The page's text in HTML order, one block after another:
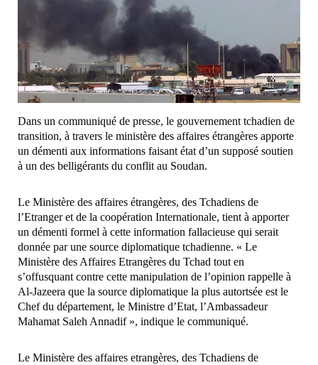
Dans un communiqué de presse, le gouvernement tchadien de
transition, à travers le ministère des affaires étrangères apporte
un démenti aux informations faisant état d’un supposé soutien
à un des belligérants du conflit au Soudan.
Le Ministère des affaires étrangères, des Tchadiens de
l’Etranger et de la coopération Internationale, tient à apporter
un démenti formel à cette information fallacieuse qui serait
donnée par une source diplomatique tchadienne. « Le
Ministère des Affaires Etrangères du Tchad tout en
s’offusquant contre cette manipulation de l’opinion rappelle à
Al-Jazeera que la source diplomatique la plus autortsée est le
Chef du département, le Ministre d’Etat, l’Ambassadeur
Mahamat Saleh Annadif », indique le communiqué.
Le Ministère des affaires etrangères, des Tchadiens de